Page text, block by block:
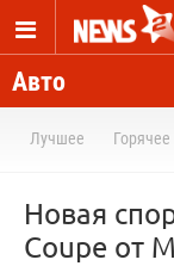
Авто
Лучшее Горячее
Новая
Coupe от